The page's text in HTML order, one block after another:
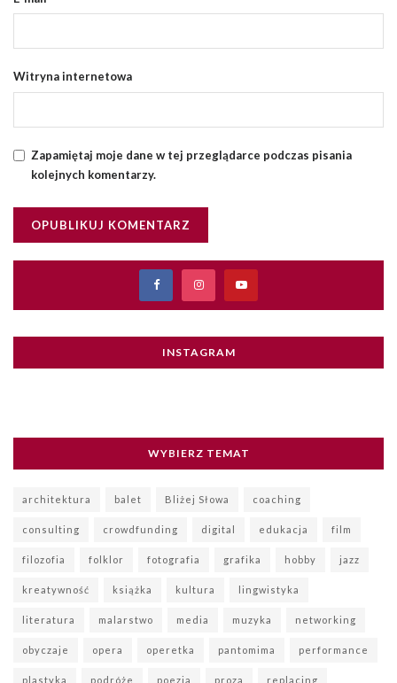
Witryna internetowa
Zapamiętaj moje dane w tej przeglądarce podczas pisania
kolejnych komentarzy.
INSTAGRAM
WYBIERZ TEMAT
architektura balet Bliżej Słowa coaching
consulting crowdfunding digital edukacja film
filozofia folklor fotografia grafika hobby jazz
kreatywność książka kultura lingwistyka
literatura malarstwo media muzyka networking
obyczaje opera operetka pantomima performance
plastyka podróże poezja proza replacing